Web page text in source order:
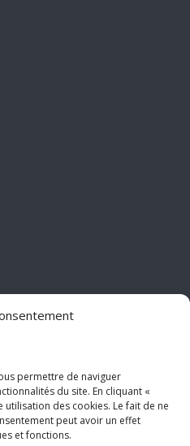
permettre de naviguer
du site. En cliquant «
utilisation des cookies. Le fait de ne
peut avoir un effet
et fonctions.
nous